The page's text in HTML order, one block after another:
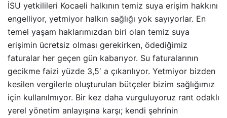
İSU yetkilileri Kocaeli halkının temiz suya erişim hakkını
engelliyor, yetmiyor halkın sağlığı yok sayıyorlar. En
temel yaşam haklarımızdan biri olan temiz suya
erişimin ücretsiz olması gerekirken, ödediğimiz
faturalar her geçen gün kabarıyor. Su faturalarının
gecikme faizi yüzde 3,5′ a çıkarılıyor. Yetmiyor bizden
kesilen vergilerle oluşturulan bütçeler bizim sağlığımız
için kullanılmıyor. Bir kez daha vurguluyoruz rant odaklı
yerel yönetim anlayışına karşı; kendi şehrinin